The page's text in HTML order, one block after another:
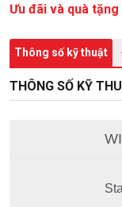
Ưu đãi và quà
Thông số kỹ thuật
THÔNG SỐ KỸ